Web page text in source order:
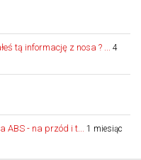
tą informację z nosa ? ... 4
ABS - na przód i t... 1 miesiąc